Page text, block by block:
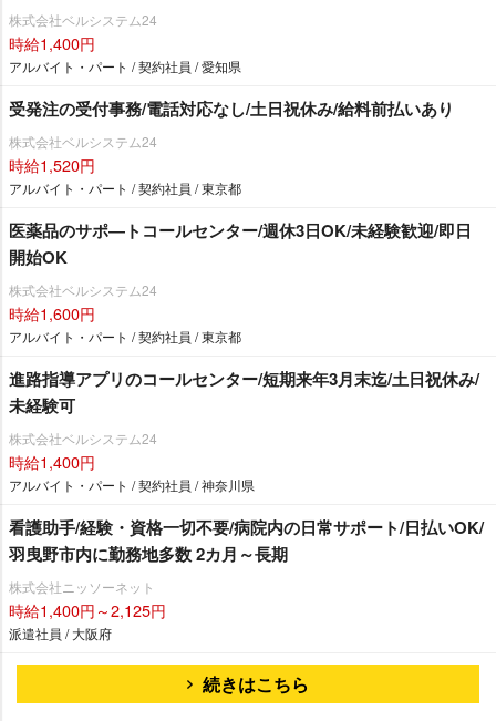
株式会社ベルシステム24
時給1,400円
アルバイト・パート / 契約社員 / 愛知県
受発注の受付事務/電話対応なし/土日祝休み/給料前払いあり
株式会社ベルシステム24
時給1,520円
アルバイト・パート / 契約社員 / 東京都
医薬品のサポ―トコールセンター/週休3日OK/未経験歓迎/即日
開始OK
株式会社ベルシステム24
時給1,600円
アルバイト・パート / 契約社員 / 東京都
進路指導アプリのコールセンター/短期来年3月末迄/土日祝休み/
未経験可
株式会社ベルシステム24
時給1,400円
アルバイト・パート / 契約社員 / 神奈川県
看護助手/経験・資格一切不要/病院内の日常サポート/日払いOK/
羽曳野市内に勤務地多数 2カ月～長期
株式会社ニッソーネット
時給1,400円～2,125円
派遣社員 / 大阪府
続きはこちら